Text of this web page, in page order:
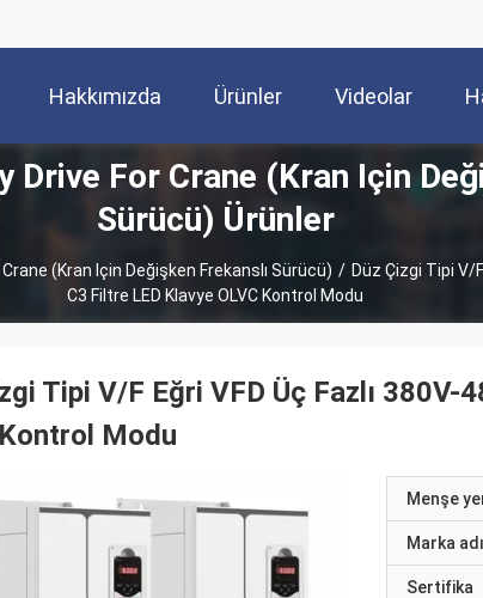
Hakkımızda Ürünler Videolar
Drive For Crane (Kran Için
Sürücü) Ürünler
(Kran Için Değişken Frekanslı Sürücü) / Düz Çizgi Tipi V/
C3 Filtre LED Klavye OLVC Kontrol Modu
Tipi V/F Eğri VFD Üç Fazlı 380V-
Modu
Menşe
Marka adı
Sertifika